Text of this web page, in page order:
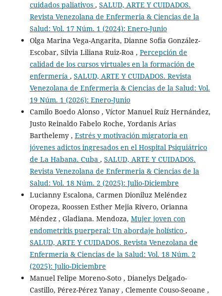
cuidados paliativos , SALUD, ARTE Y CUIDADOS.
Revista Venezolana de Enfermeria & Ciencias de la
Salud: Vol. 17 Núm. 1 (2024): Enero-Junio
Olga Marina Vega-Angarita, Dianne Sofía González-
Escobar, Silvia Liliana Ruiz-Roa , Percepción de
calidad de los cursos virtuales en la formación de
enfermería , SALUD, ARTE Y CUIDADOS. Revista
Venezolana de Enfermeria & Ciencias de la Salud: Vol.
19 Núm. 1 (2026): Enero-Junio
Camilo Boedo Alonso , Víctor Manuel Ruíz Hernández,
Justo Reinaldo Fabelo Roche, Yordanis Arias
Barthelemy , Estrés y motivación migratoria en
jóvenes adictos ingresados en el Hospital Psiquiátrico
de La Habana. Cuba , SALUD, ARTE Y CUIDADOS.
Revista Venezolana de Enfermeria & Ciencias de la
Salud: Vol. 18 Núm. 2 (2025): Julio-Diciembre
Lucianny Escalona, Carmen Dioniluz Meléndez
Oropeza, Roossen Esther Mejia Rivero, Orianna
Méndez , Gladiana. Mendoza, Mujer joven con
endometritis puerperal: Un abordaje holístico ,
SALUD, ARTE Y CUIDADOS. Revista Venezolana de
Enfermeria & Ciencias de la Salud: Vol. 18 Núm. 2
(2025): Julio-Diciembre
Manuel Felipe Moreno-Soto , Dianelys Delgado-
Castillo, Pérez-Pérez Yanay , Clemente Couso-Seoane ,